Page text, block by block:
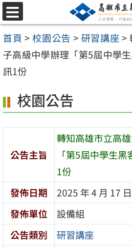
跳
至
主
要
內
區
選
單
首頁 > 校園公告 > 研習講座 >
子高級中學辦理「第5屆中學
訊1份
校園公告
公告主旨
轉知高雄市立高
「第5屆中學生
1份
發佈日期
2025 年 4 月 17 日
發佈單位
設備組
公告類別
研習講座